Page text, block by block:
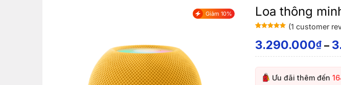
Giảm 10% Loa thông
of 5 based
on
rating
(1 customer
3.290.000₫–
Ưu đãi thêm đến